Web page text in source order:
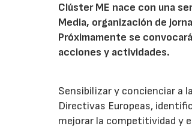
Clúster ME nace con una
Media, organización de
Próximamente se
acciones y actividades.
Sensibilizar y concienciar a
Directivas Europeas,
mejorar la competitividad y